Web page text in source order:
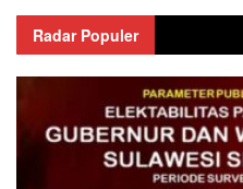
Radar Populer